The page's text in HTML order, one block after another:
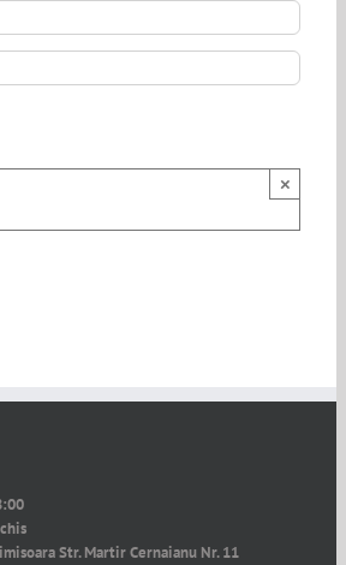
×
Str. Martir Cernaianu Nr. 11